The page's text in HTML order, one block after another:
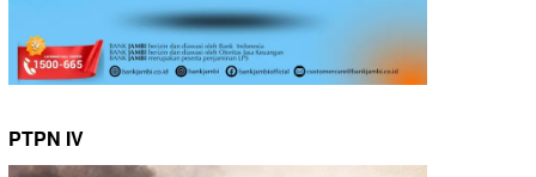
PTPN IV